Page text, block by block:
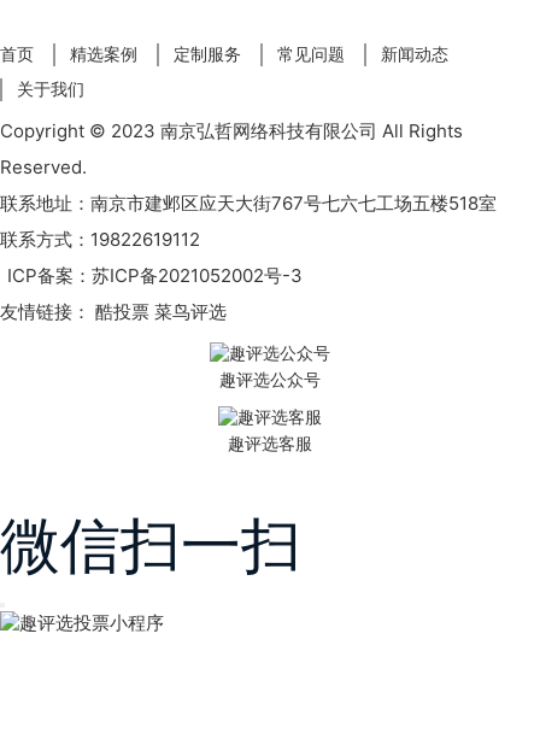
首页 精选案例 定制服务 常见问题
新闻动态
关于我们
Copyright © 2023 南京弘哲网络科技有限公司 All Rights
Reserved.
联系地址：南京市建邺区应天大街767号七六七工场五楼518室
联系方式：19822619112
ICP备案： 苏ICP备2021052002号-3
友情链接： 酷投票 菜鸟评选
趣评选公众号
趣评选客服
微信扫一扫